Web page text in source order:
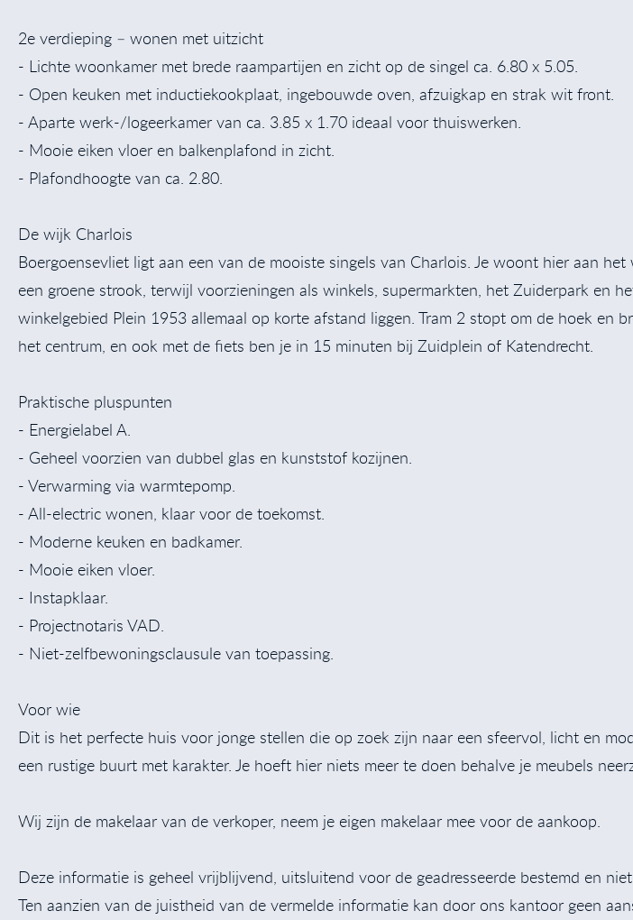
2e verdieping – wonen met uitzicht
- Lichte woonkamer met brede raampartijen en zicht op de singel ca. 6.80 x 5.05.
- Open keuken met inductiekookplaat, ingebouwde oven, afzuigkap en strak wit front.
- Aparte werk-/logeerkamer van ca. 3.85 x 1.70 ideaal voor thuiswerken.
- Mooie eiken vloer en balkenplafond in zicht.
- Plafondhoogte van ca. 2.80.
De wijk Charlois
Boergoensevliet ligt aan een van de mooiste singels van Charlois. Je woont hier aan
een groene strook, terwijl voorzieningen als winkels, supermarkten, het Zuiderpark en
winkelgebied Plein 1953 allemaal op korte afstand liggen. Tram 2 stopt om de hoek en
het centrum, en ook met de fiets ben je in 15 minuten bij Zuidplein of Katendrecht.
Praktische pluspunten
- Energielabel A.
- Geheel voorzien van dubbel glas en kunststof kozijnen.
- Verwarming via warmtepomp.
- All-electric wonen, klaar voor de toekomst.
- Moderne keuken en badkamer.
- Mooie eiken vloer.
- Instapklaar.
- Projectnotaris VAD.
- Niet-zelfbewoningsclausule van toepassing.
Voor wie
Dit is het perfecte huis voor jonge stellen die op zoek zijn naar een sfeervol, licht en
een rustige buurt met karakter. Je hoeft hier niets meer te doen behalve je meubels
Wij zijn de makelaar van de verkoper, neem je eigen makelaar mee voor de aankoop.
Deze informatie is geheel vrijblijvend, uitsluitend voor de geadresseerde bestemd en
Ten aanzien van de juistheid van de vermelde informatie kan door ons kantoor geen